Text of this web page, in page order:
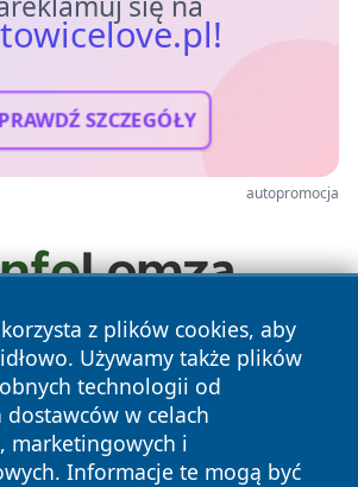
SZCZEGÓŁY
autopromocja
z plików cookies, aby
Używamy także plików
technologii od
dostawców w celach
marketingowych i
Informacje te mogą być